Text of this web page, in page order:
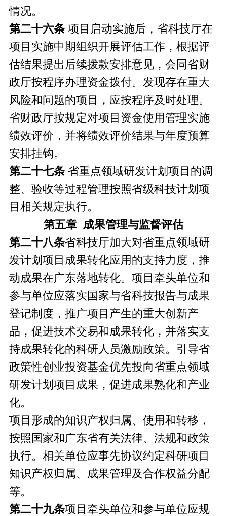
情况。
第二十六条 项目启动实施后，省科技厅在
项目实施中期组织开展评估工作，根据评
估结果提出后续拨款安排意见，会同省财
政厅按程序办理资金拨付。发现存在重大
风险和问题的项目，应按程序及时处理。
省财政厅按规定对项目资金使用管理实施
绩效评价，并将绩效评价结果与年度预算
安排挂钩。
第二十七条 省重点领域研发计划项目的调
整、验收等过程管理按照省级科技计划项
目相关规定执行。
第五章 成果管理与监督评估
第二十八条省科技厅加大对省重点领域研
发计划项目成果转化应用的支持力度，推
动成果在广东落地转化。项目牵头单位和
参与单位应落实国家与省科技报告与成果
登记制度，推广项目产生的重大创新产
品，促进技术交易和成果转化，并落实支
持成果转化的科研人员激励政策。引导省
政策性创业投资基金优先投向省重点领域
研发计划项目成果，促进成果熟化和产业
化。
项目形成的知识产权归属、使用和转移，
按照国家和广东省有关法律、法规和政策
执行。相关单位应事先协议约定科研项目
知识产权归属、成果管理及合作权益分配
等。
第二十九条项目牵头单位和参与单位应规